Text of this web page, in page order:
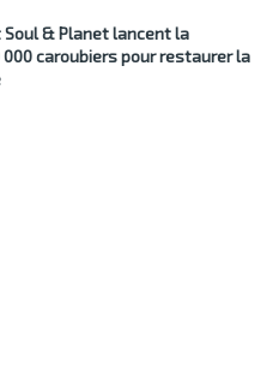
Soul & Planet lancent la
caroubiers pour restaurer la